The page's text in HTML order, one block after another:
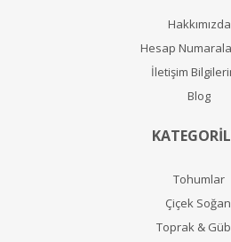
Hakkımızda
Hesap
İletişim
Blog
Tohumlar
Çiçek
Toprak &